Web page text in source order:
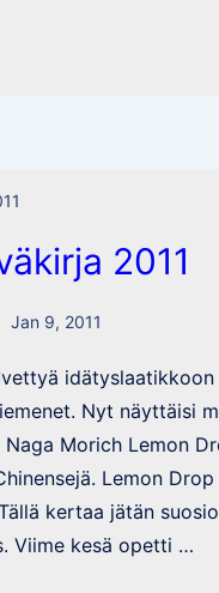
2011
Jan 9, 2011
Nyt näyttäisi
Morich Lemon
Lemon
kertaa jätän
Viime kesä opetti …